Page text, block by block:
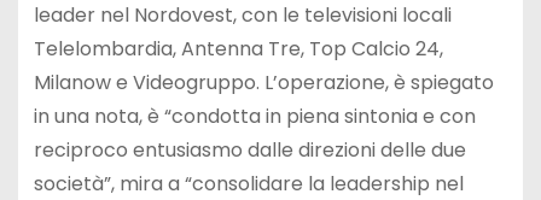
leader nel Nordovest, con le televisioni locali
Telelombardia, Antenna Tre, Top Calcio 24,
Milanow e Videogruppo. L’operazione, è spiegato
in una nota, è “condotta in piena sintonia e con
reciproco entusiasmo dalle direzioni delle due
società”, mira a “consolidare la leadership nel